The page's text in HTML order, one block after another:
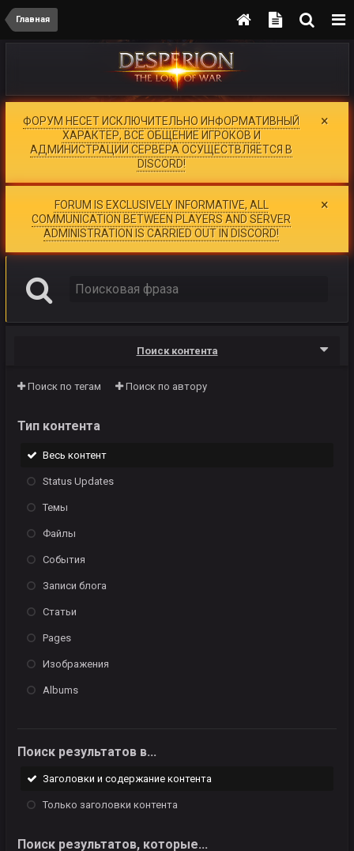
Главная
ФОРУМ НЕСЕТ ИСКЛЮЧИТЕЛЬНО ИНФОРМАТИВНЫЙ
ХАРАКТЕР, ВСЕ ОБЩЕНИЕ ИГРОКОВ И
АДМИНИСТРАЦИИ СЕРВЕРА ОСУЩЕСТВЛЯЕТСЯ В
DISCORD!
×
FORUM IS EXCLUSIVELY INFORMATIVE, ALL
COMMUNICATION BETWEEN PLAYERS AND SERVER
ADMINISTRATION IS CARRIED OUT IN DISCORD!
×
Поиск контента
Поиск по тегам Поиск по автору
Тип контента
Весь контент
Status Updates
Темы
Файлы
События
Записи блога
Статьи
Pages
Изображения
Albums
Поиск результатов в...
Заголовки и содержание контента
Только заголовки контента
Поиск результатов, которые...